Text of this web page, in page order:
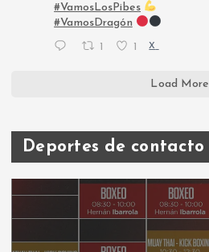
#VamosLosPibes
#VamosDragón
1 1 X
Load More
Deportes de contacto